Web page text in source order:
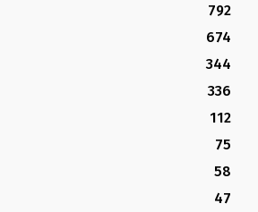
792
674
344
336
112
75
58
47